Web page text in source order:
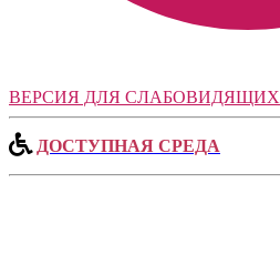
ВЕРСИЯ ДЛЯ СЛАБОВИДЯЩИХ
ДОСТУПНАЯ СРЕДА